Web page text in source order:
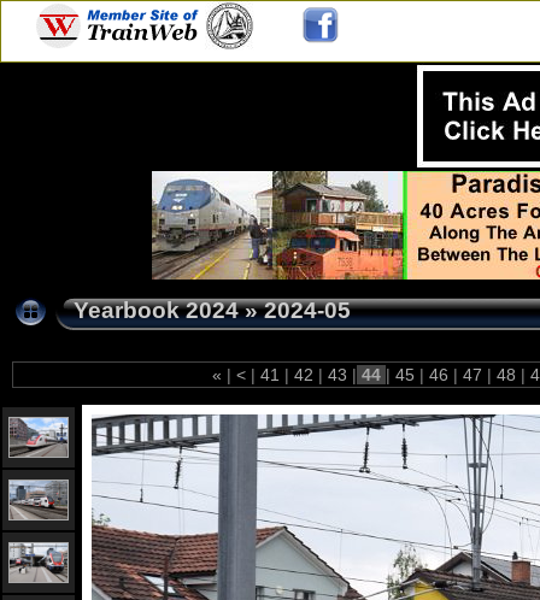
Yearbook 2024»2024-05
« | < | 41 | 42 | 43 | 44 | 45 | 46 | 47 | 48 |